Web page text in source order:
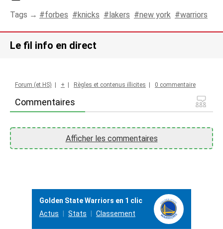
Tags → forbes knicks lakers new york warriors
Le fil info en direct
Commentaires
Forum (et HS) + Règles et contenus illicites 0 commentaire
Afficher les commentaires
Golden State Warriors en 1 clic
Actus
Stats Classement